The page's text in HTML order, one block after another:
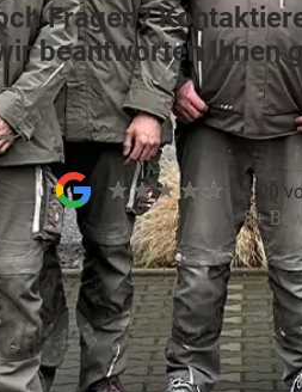
Fragen?
beantworten Ihnen
★★★★ ★
5,00
8+